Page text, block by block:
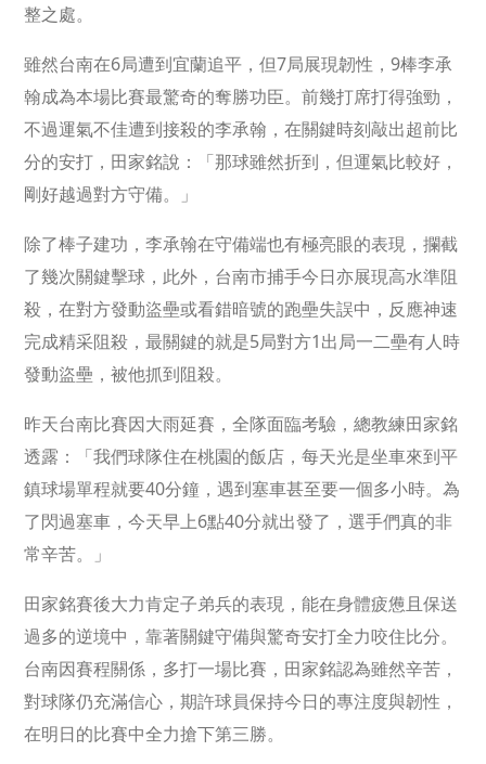
整之處。
雖然台南在6局遭到宜蘭追平，但7局展現韌性，9棒李承
翰成為本場比賽最驚奇的奪勝功臣。前幾打席打得強勁，
不過運氣不佳遭到接殺的李承翰，在關鍵時刻敲出超前比
分的安打，田家銘說：「那球雖然折到，但運氣比較好，
剛好越過對方守備。」
除了棒子建功，李承翰在守備端也有極亮眼的表現，攔截
了幾次關鍵擊球，此外，台南市捕手今日亦展現高水準阻
殺，在對方發動盜壘或看錯暗號的跑壘失誤中，反應神速
完成精采阻殺，最關鍵的就是5局對方1出局一二壘有人時
發動盜壘，被他抓到阻殺。
昨天台南比賽因大雨延賽，全隊面臨考驗，總教練田家銘
透露：「我們球隊住在桃園的飯店，每天光是坐車來到平
鎮球場單程就要40分鐘，遇到塞車甚至要一個多小時。為
了閃過塞車，今天早上6點40分就出發了，選手們真的非
常辛苦。」
田家銘賽後大力肯定子弟兵的表現，能在身體疲憊且保送
過多的逆境中，靠著關鍵守備與驚奇安打全力咬住比分。
台南因賽程關係，多打一場比賽，田家銘認為雖然辛苦，
對球隊仍充滿信心，期許球員保持今日的專注度與韌性，
在明日的比賽中全力搶下第三勝。